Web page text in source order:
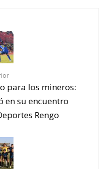
para los mineros:
en su encuentro
Rengo